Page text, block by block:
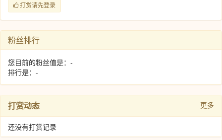
打赏请先登录
粉丝排行
您目前的粉丝值是：-
排行是：-
打赏动态 更多
还没有打赏记录